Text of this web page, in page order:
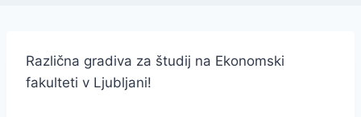
Različna gradiva za študij na Ekonomski
fakulteti v Ljubljani!